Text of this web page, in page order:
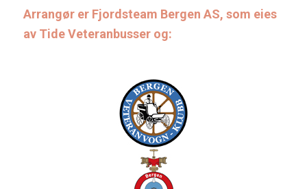
Arrangør er Fjordsteam Bergen AS, som eies
av Tide Veteranbusser og: